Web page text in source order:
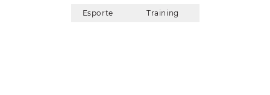
Esporte Training